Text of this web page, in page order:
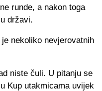
runde, a nakon toga
državi.
nekoliko nevjerovatnih
niste čuli. U pitanju se
Kup utakmicama uvijek